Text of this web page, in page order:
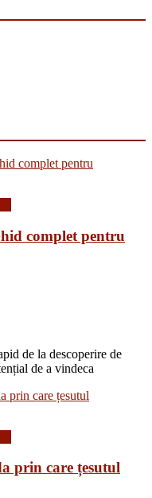
complet pentru
de la descoperire de
de a vindeca
prin care țesutul